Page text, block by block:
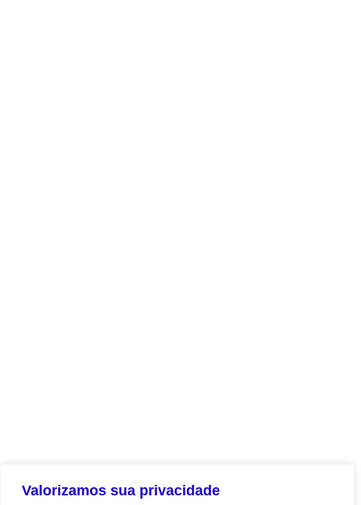
Valorizamos sua privacidade